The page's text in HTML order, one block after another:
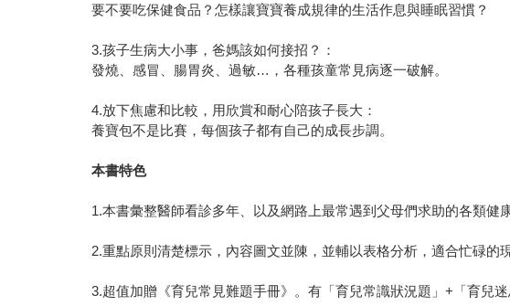
要不要吃保健食品？怎樣讓寶寶養成規律的生活作息與睡眠習慣？
3.孩子生病大小事，爸媽該如何接招？：
發燒、感冒、腸胃炎、過敏…，各種孩童常見病逐一破解。
4.放下焦慮和比較，用欣賞和耐心陪孩子長大：
養寶包不是比賽，每個孩子都有自己的成長步調。
本書特色
1.本書彙整醫師看診多年、以及網路上最常遇到父母們求助的各類
2.重點原則清楚標示，內容圖文並陳，並輔以表格分析，適合忙碌的
3.超值加贈《育兒常見難題手冊》。有「育兒常識狀況題」+「育兒